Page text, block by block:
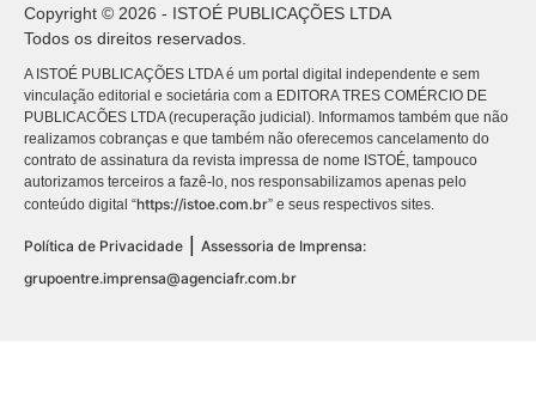
Copyright © 2026 - ISTOÉ PUBLICAÇÕES LTDA
Todos os direitos reservados.
A ISTOÉ PUBLICAÇÕES LTDA é um portal digital independente e sem
vinculação editorial e societária com a EDITORA TRES COMÉRCIO DE
PUBLICACÕES LTDA (recuperação judicial). Informamos também que não
realizamos cobranças e que também não oferecemos cancelamento do
contrato de assinatura da revista impressa de nome ISTOÉ, tampouco
autorizamos terceiros a fazê-lo, nos responsabilizamos apenas pelo
conteúdo digital “https://istoe.com.br” e seus respectivos sites.
Política de Privacidade | Assessoria de Imprensa:
grupoentre.imprensa@agenciafr.com.br